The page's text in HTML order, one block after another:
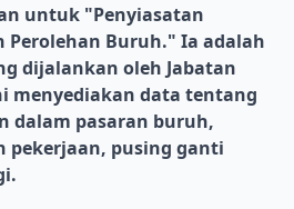
untuk "Penyiasatan
Perolehan Buruh." Ia adalah
dijalankan oleh Jabatan
menyediakan data tentang
dalam pasaran buruh,
pekerjaan, pusing ganti